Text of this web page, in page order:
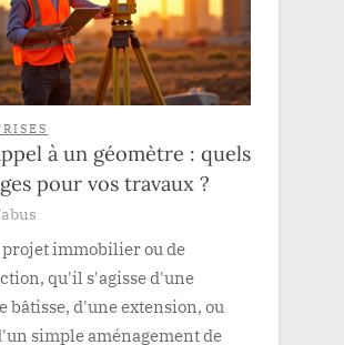
à un géomètre : quels
pour vos travaux ?
projet immobilier ou de
qu'il s'agisse d'une
bâtisse, d'une extension, ou
simple aménagement de